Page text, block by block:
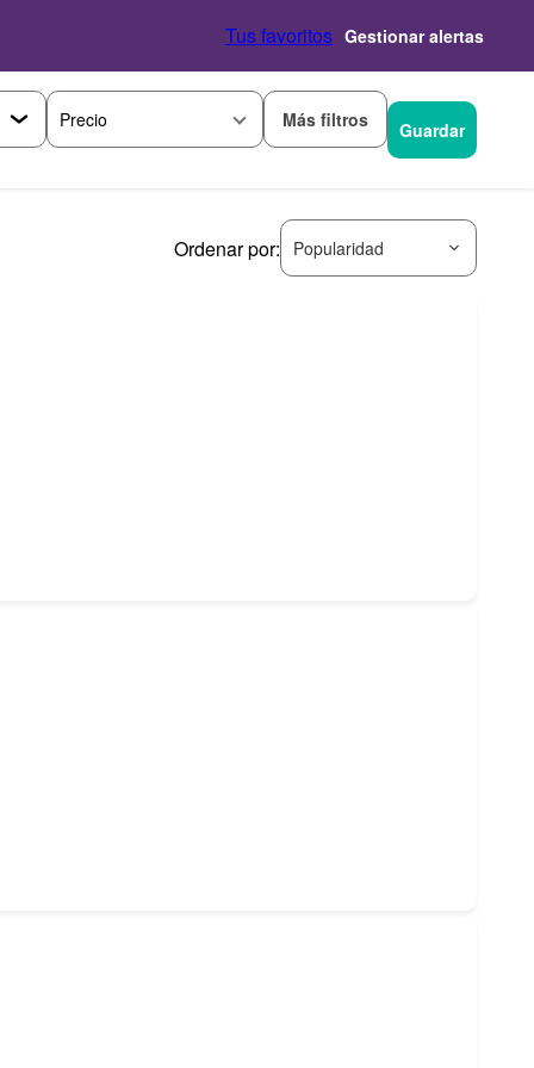
Tus favoritos Gestionar alertas
Precio Más filtros Guardar
Ordenar por: Popularidad